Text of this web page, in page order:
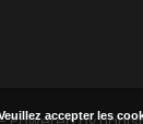
accepter les